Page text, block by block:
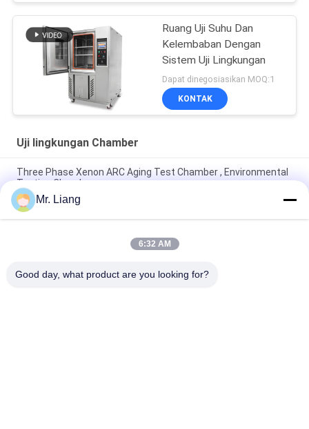
Ruang Uji Suhu Dan
Kelembaban Dengan
Sistem Uji Lingkungan
Dapat dinegosiasikan MOQ:1
KONTAK
Uji lingkungan Chamber
Three Phase Xenon ARC Aging Test Chamber , Environmental
Testing Chamber
CE Bersertifikat Temperaturesh Thermal Shock
Environmental Test Chamber AC380V 50/60Hz
PID Intelligent Adjust Environment Test Chamber Constant
Mr. Liang
6:32 AM
Good day, what product are you looking for?